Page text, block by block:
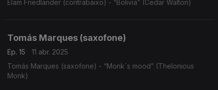
Elam Friedlander (contrabaixo) - “Bolivia” (Cedar Walton)
Tomás Marques (saxofone)
Ep. 15
11 abr. 2025
Tomás Marques (saxofone) - “Monk´s mood” (Thelonious
Monk)